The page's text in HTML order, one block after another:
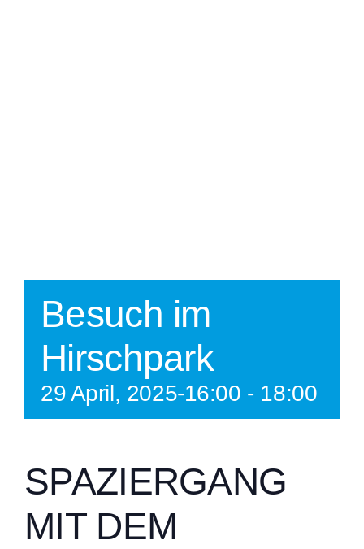
Besuch im
Hirschpark
29 April, 2025-16:00 - 18:00
SPAZIERGANG
MIT DEM